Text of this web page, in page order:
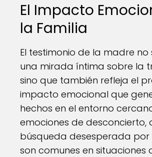
El Impacto
la Familia
El testimonio de la madre
una mirada íntima sobre la
sino que también refleja el
impacto emocional que
hechos en el entorno
emociones de desconcierto,
búsqueda desesperada por
son comunes en situaciones